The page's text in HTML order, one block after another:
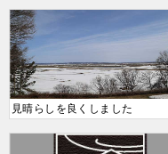
見晴らしを良くしました